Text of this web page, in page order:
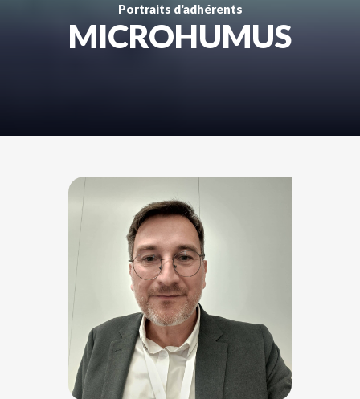
Portraits d'adhérents
MICROHUMUS